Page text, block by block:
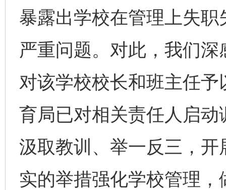
暴露出学校在管理上失
严重问题。对此，我们
对该学校校长和班主任
育局已对相关责任人启
汲取教训、举一反三，
实的举措强化学校管理